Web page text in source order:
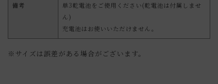
備考
単3乾電池をご使用ください(乾電池は付属しませ
ん)
充電池はお使いいただけません。
※サイズは誤差がある場合がございます。